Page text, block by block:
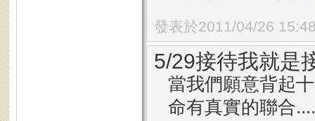
發表於2011/04/26
5/29接待我就是
當我們願意背起
命有真實的聯合